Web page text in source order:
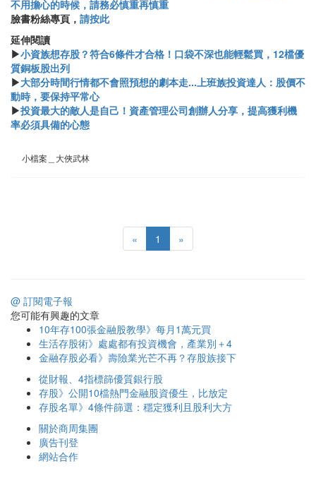
不用擔心的時候，請務必慎重再慎重
臉書粉絲專頁， 請按此
延伸閱讀
▶小資族想存股？符合6條件才合格！口袋不深也能輕鬆買，12檔優
質銅板股出列
▶大部分時間行情都不會照預想的劇本走...上班族投資達人：股價不
動時，要保持平常心
▶投資最大的敵人是自己！資產管理公司創辦人分享，提高獲利機
率必須具備的心態
小檔案＿大俠武林
« 1 »
@ 訂閱電子報
您可能有興趣的文章
10年存100張金融股教學》每月1萬元買
生活存股術》處處都有投資機會，產業別＋4
金融存股必看》壽險業光芒不再？存股族接下
從財報、4指標篩優質銀行股
存股》公開10檔熱門金融股資優生，比放定
存股名單》4條件篩選：穩定獲利且股利大方
關於商周集團
廣告刊登
網站合作